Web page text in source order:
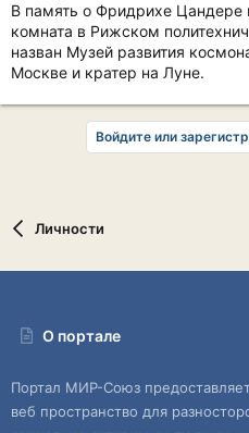
В память о Фридрихе Цандере
комната в Рижском
назван Музей развития
Москве и кратер на Луне.
Войдите или
Личности
О портале
Портал МИР-Союз
веб пространство для